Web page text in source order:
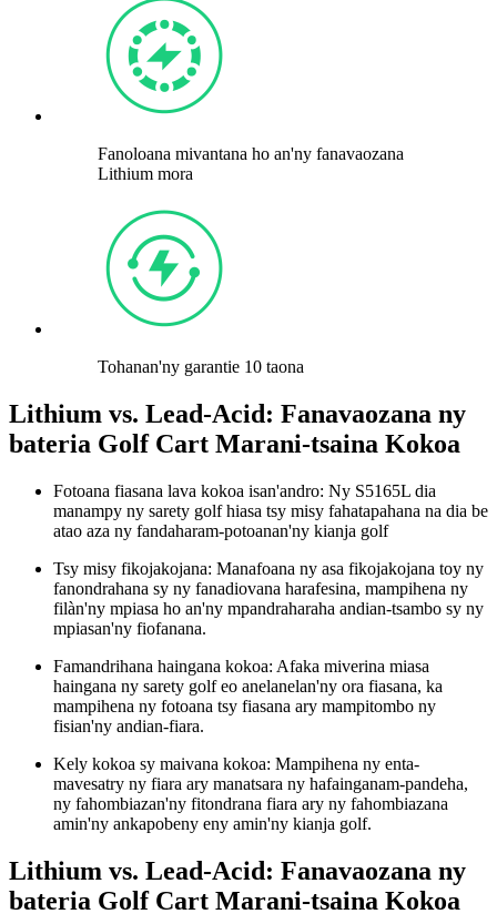
Fanoloana mivantana ho an'ny fanavaozana
Lithium mora
Tohanan'ny garantie 10 taona
Lithium vs. Lead-Acid: Fanavaozana ny
bateria Golf Cart Marani-tsaina Kokoa
Fotoana fiasana lava kokoa isan'andro: Ny S5165L dia
manampy ny sarety golf hiasa tsy misy fahatapahana na dia be
atao aza ny fandaharam-potoanan'ny kianja golf
Tsy misy fikojakojana: Manafoana ny asa fikojakojana toy ny
fanondrahana sy ny fanadiovana harafesina, mampihena ny
filàn'ny mpiasa ho an'ny mpandraharaha andian-tsambo sy ny
mpiasan'ny fiofanana.
Famandrihana haingana kokoa: Afaka miverina miasa
haingana ny sarety golf eo anelanelan'ny ora fiasana, ka
mampihena ny fotoana tsy fiasana ary mampitombo ny
fisian'ny andian-fiara.
Kely kokoa sy maivana kokoa: Mampihena ny enta-
mavesatry ny fiara ary manatsara ny hafainganam-pandeha,
ny fahombiazan'ny fitondrana fiara ary ny fahombiazana
amin'ny ankapobeny eny amin'ny kianja golf.
Lithium vs. Lead-Acid: Fanavaozana ny
bateria Golf Cart Marani-tsaina Kokoa